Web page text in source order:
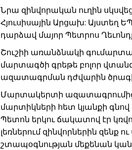
Նրա զինվորական ուղին
Հյուսիսային Արցախ: Այստեղ
դարձավ մայոր Պետրոս
Շուշիի առանձնակի
մարտագծի գրեթե բոլոր
ազատագրման դժվարին
Մարտակերտի ազատագրումից
մարտիկների հետ կյանքի
Պետոն երկու ճակատով էր
լեռներում զինվորներին
շտապօգնության մեքենան